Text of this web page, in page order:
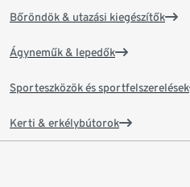
Bőröndök & utazási kiegészítők
Ágyneműk & lepedők
Sporteszközök és sportfelszerelések
Kerti & erkélybútorok